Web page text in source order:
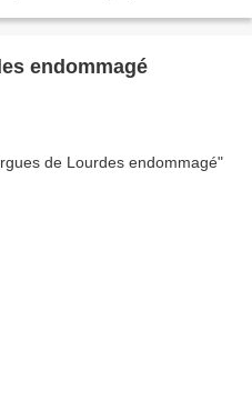
endommagé